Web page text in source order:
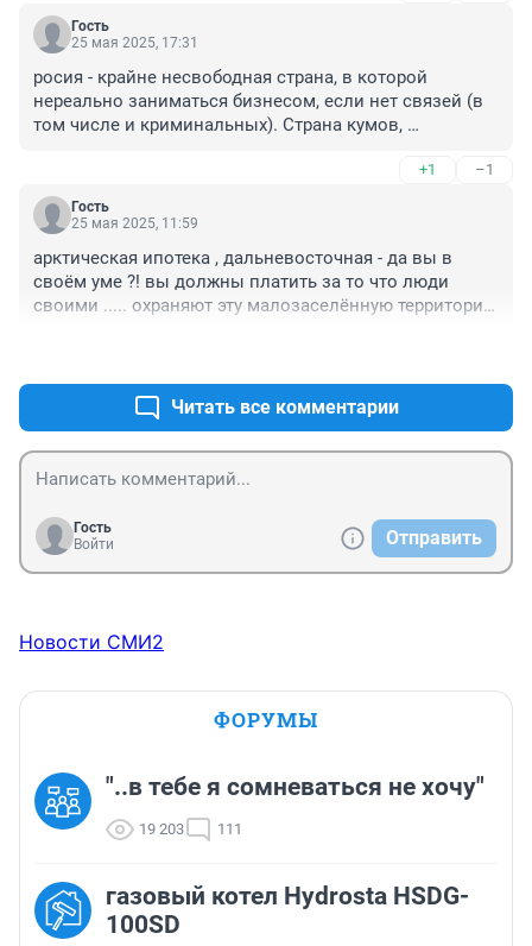
Гость
25 мая 2025, 17:31
росия - крайне несвободная страна, в которой
нереально заниматься бизнесом, если нет связей (в
том числе и криминальных). Страна кумов,
относишься к любой из этих категорий или не хочешь
относится, то будущее будет незавидным - трудовое
рабство за 3 коп. зарплаты.
на берегах европейских морей и океанов мне лично
непонятно. Конечно, для приезжих из деревень и
аулов квартира в нск - это вау, как круто. Здесь целых
МКАДа, уже есть с чем сравнивать.
+1 –1
Гость
25 мая 2025, 11:59
арктическая ипотека , дальневосточная - да вы в
своём уме ?! вы должны платить за то что люди
своими ..... охраняют эту малозаселённую территорию
Читать все комментарии
Гость
Войти
Отправить
Новости СМИ2
ФОРУМЫ
"..в тебе я сомневаться не хочу"
19 203 111
газовый котел Hydrosta HSDG-
100SD